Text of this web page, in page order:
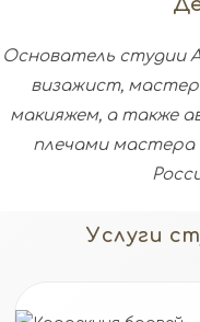
Основатель студии
визажист,
макияжем, а также
плечами мастера
Услуги